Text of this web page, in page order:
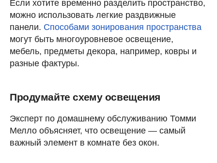
Если хотите временно разделить пространство,
можно использовать легкие раздвижные
панели. Способами зонирования пространства
могут быть многоуровневое освещение,
мебель, предметы декора, например, ковры и
разные фактуры.
Продумайте схему освещения
Эксперт по домашнему обслуживанию Томми
Мелло объясняет, что освещение — самый
важный элемент в комнате без окон.